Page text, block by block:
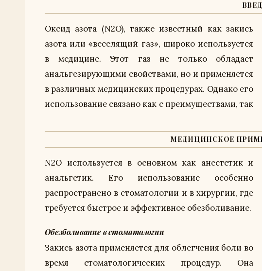
Оксид азота (N2O), также известный как закись
азота или «веселящий газ», широко используется
в медицине. Этот газ не только обладает
анальгезирующими свойствами, но и применяется
в различных медицинских процедурах. Однако его
использование связано как с преимуществами, так
и с потенциальными рисками. В этой статье мы
рассмотрим, как N2O используется в медицине и
какие опасности могут возникнуть при его
МЕДИЦИНСКОЕ
N2O используется в основном как анестетик и
анальгетик. Его использование особенно
распространено в стоматологии и в хирургии, где
требуется быстрое и эффективное обезболивание.
Обезболивание в стоматологии
Закись азота применяется для облегчения боли во
время стоматологических процедур. Она